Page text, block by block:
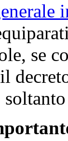
se